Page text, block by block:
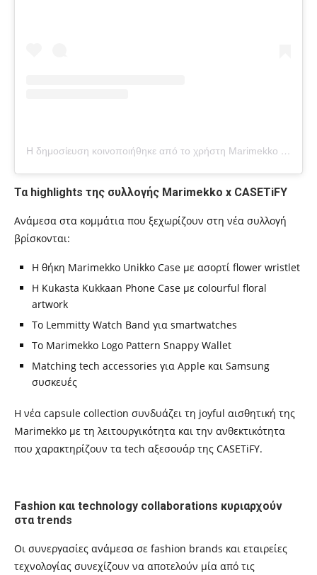
Η δημοσίευση κοινοποιήθηκε από το χρήστη Marimekko (@marimekko)
Τα highlights της συλλογής Marimekko x CASETiFY
Ανάμεσα στα κομμάτια που ξεχωρίζουν στη νέα συλλογή
βρίσκονται:
Η θήκη Marimekko Unikko Case με ασορτί flower wristlet
Η Kukasta Kukkaan Phone Case με colourful floral
artwork
Το Lemmitty Watch Band για smartwatches
Το Marimekko Logo Pattern Snappy Wallet
Matching tech accessories για Apple και Samsung
συσκευές
Η νέα capsule collection συνδυάζει τη joyful αισθητική της
Marimekko με τη λειτουργικότητα και την ανθεκτικότητα
που χαρακτηρίζουν τα tech αξεσουάρ της CASETiFY.
Fashion και technology collaborations κυριαρχούν
στα trends
Οι συνεργασίες ανάμεσα σε fashion brands και εταιρείες
τεχνολογίας συνεχίζουν να αποτελούν μία από τις